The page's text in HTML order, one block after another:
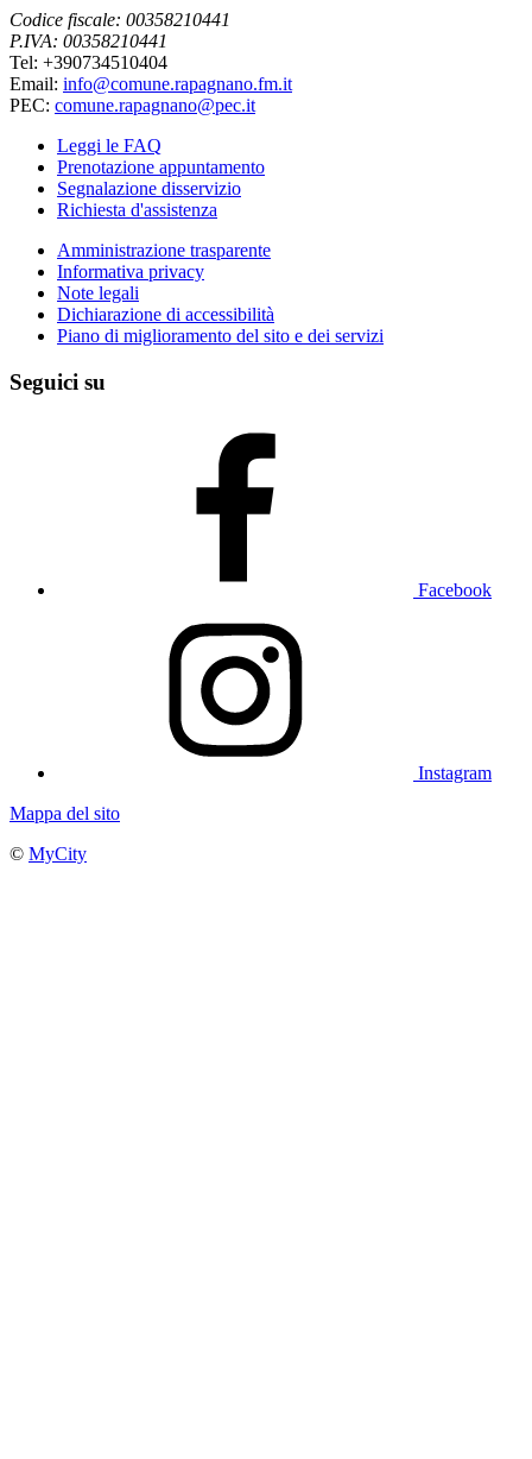
Codice fiscale: 00358210441
P.IVA: 00358210441
Tel: +390734510404
Email: info@comune.rapagnano.fm.it
PEC: comune.rapagnano@pec.it
Leggi le FAQ
Prenotazione appuntamento
Segnalazione disservizio
Richiesta d'assistenza
Amministrazione trasparente
Informativa privacy
Note legali
Dichiarazione di accessibilità
Piano di miglioramento del sito e dei servizi
Seguici su
Facebook
Instagram
Mappa del sito
© MyCity